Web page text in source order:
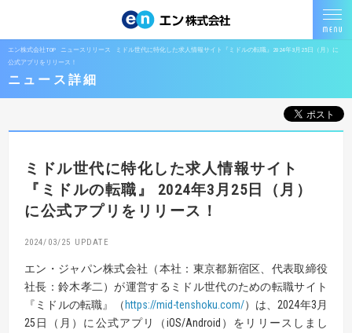
エン株式会社TOP ニュースリリース
ミドル世代に特化した求人情報サイト『ミドルの転職』2024年3月25日（月）に
公式アプリをリリース！
ニュース詳細
ミドル世代に特化した求人情報サイト
『ミドルの転職』 2024年3月25日（月）
に公式アプリをリリース！
2024/03/25
エン・ジャパン株式会社（本社：東京都新宿区、代表取締役
社長：鈴木孝二）が運営するミドル世代のための転職サイト
『ミドルの転職』（https://mid-tenshoku.com/）は、2024年3月
25日（月）に公式アプリ（iOS/Android）をリリースしまし